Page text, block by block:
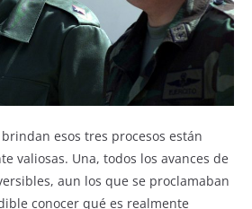
esos tres procesos están
valiosas. Una, todos los avances de
aun los que se proclamaban
conocer qué es realmente